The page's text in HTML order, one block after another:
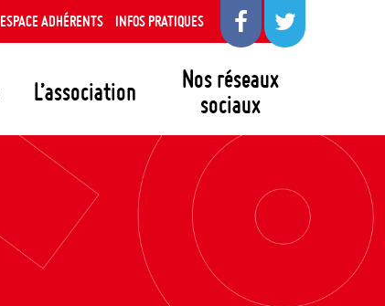
L’association
Nos réseaux
sociaux
ESPACE ADHÉRENTS INFOS PRATIQUES